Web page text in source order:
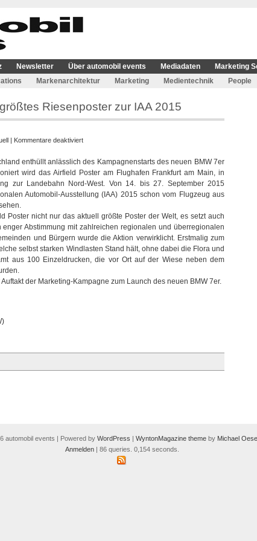
Newsletter Über automobil events Mediadaten
Marketing
Markenarchitektur Marketing Medientechnik People
Riesenposter zur IAA 2015
| Kommentare deaktiviertfür
Deutschland
enthüllt
weltgrößtes
Riesenposter
IAA
2015
enthüllt anlässlich des Kampagnenstarts des neuen BMW 7er
wird das Airfield Poster am Flughafen Frankfurt am Main, in
zur Landebahn Nord-West. Von 14. bis 27. September 2015
Automobil-Ausstellung (IAA) 2015 schon vom Flugzeug aus
Poster nicht nur das aktuell größte Poster der Welt, es setzt auch
Abstimmung mit zahlreichen regionalen und überregionalen
und Bürgern wurde die Aktion verwirklicht. Erstmalig zum
selbst starken Windlasten Stand hält, ohne dabei die Flora und
aus 100 Einzeldrucken, die vor Ort auf der Wiese neben dem
der Marketing-Kampagne zum Launch des neuen BMW 7er.
automobil events | Powered by WordPress | WyntonMagazine theme by Michael
Anmelden| 86 queries. 0,154 seconds.